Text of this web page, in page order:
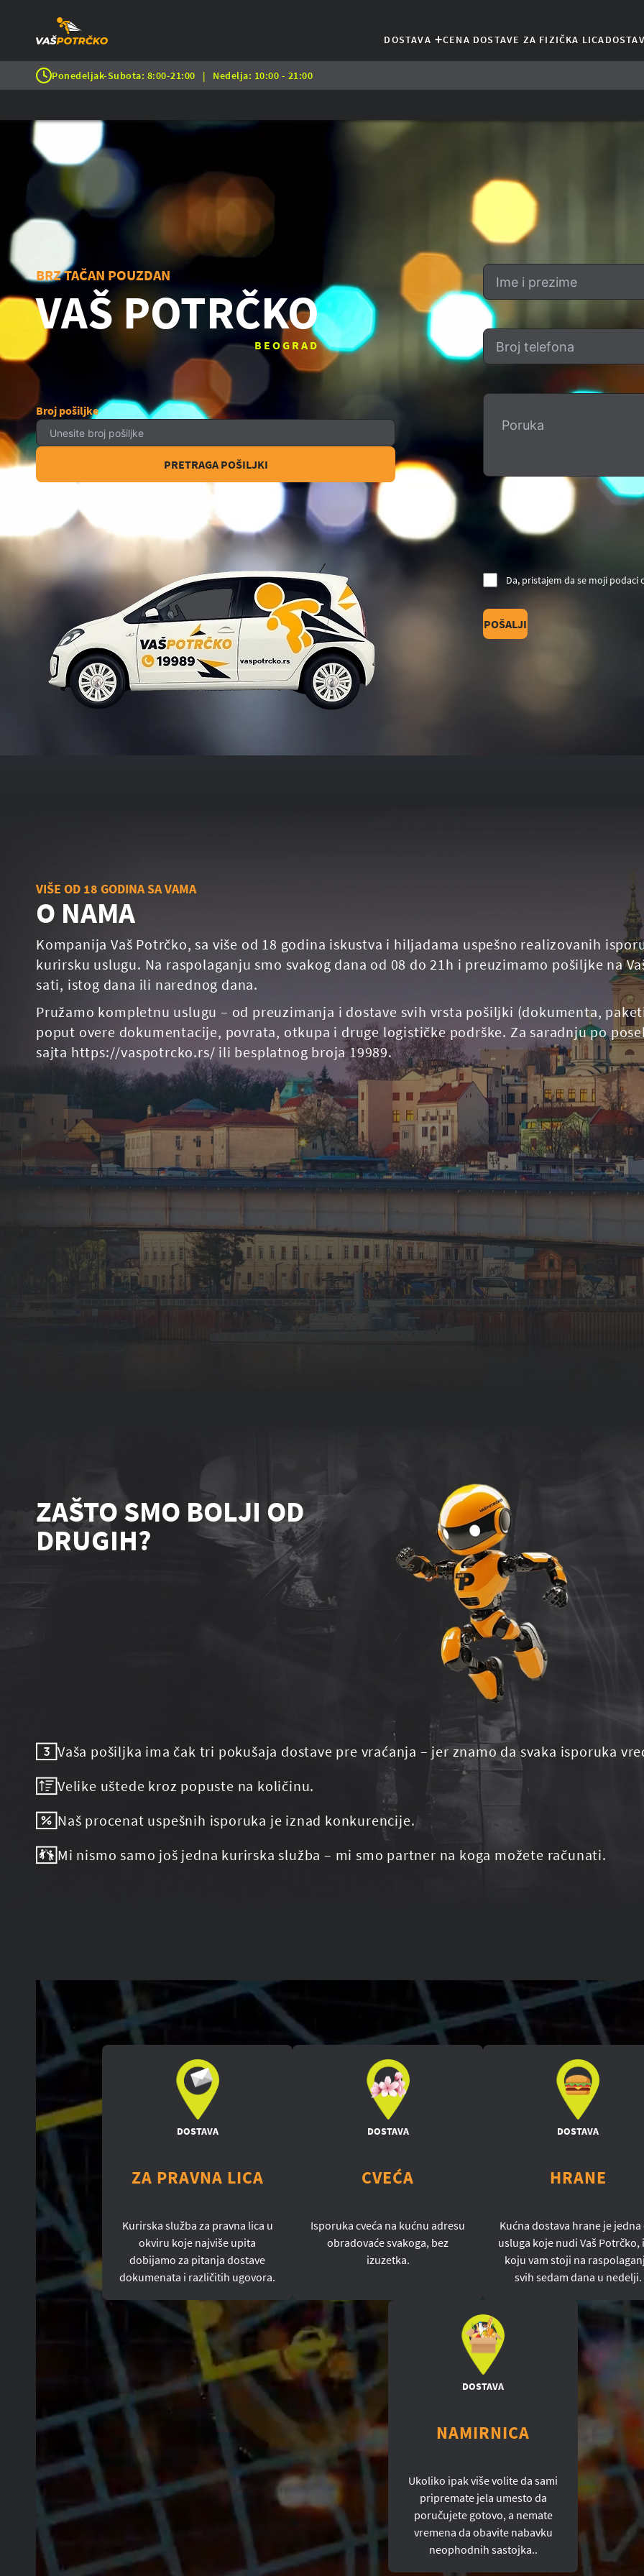
DOSTAVA +CENA DOSTAVE ZA FIZIČKA LICA
Ponedeljak-Subota: 8:00-21:00 | Nedelja: 10:00 - 21:00
BRZ TAČAN POUZDAN
VAŠ POTRČKO
BEOGRAD
Broj pošiljke
PRETRAGA POŠILJKI
Da, pristajem da se moji
POŠALJI
VIŠE OD 18 GODINA SA VAMA
O NAMA
Kompanija Vaš Potrčko, sa više od 18 godina iskustva i hiljadama uspešno realizovanih
kurirsku uslugu. Na raspolaganju smo svakog dana od 08 do 21h i preuzimamo pošiljke na
sati, istog dana ili narednog dana.
Pružamo kompletnu uslugu – od preuzimanja i dostave svih vrsta pošiljki (dokumenta,
poput overe dokumentacije, povrata, otkupa i druge logističke podrške. Za saradnju po
sajta https://vaspotrcko.rs/ ili besplatnog broja 19989.
ZAŠTO SMO BOLJI OD
DRUGIH?
Vaša pošiljka ima čak tri pokušaja dostave pre vraćanja – jer znamo da svaka isporuka
Velike uštede kroz popuste na količinu.
Naš procenat uspešnih isporuka je iznad konkurencije.
Mi nismo samo još jedna kurirska služba – mi smo partner na koga možete računati.
DOSTAVA
ZA PRAVNA LICA
Kurirska služba za pravna lica u
okviru koje najviše upita
dobijamo za pitanja dostave
dokumenata i različitih ugovora.
DOSTAVA
CVEĆA
Isporuka cveća na kućnu adresu
obradovaće svakoga, bez
izuzetka.
DOSTAVA
HRANE
Kućna dostava hrane je
usluga koje nudi Vaš Potrčko,
koju vam stoji na
svih sedam dana u nedelji.
DOSTAVA
NAMIRNICA
Ukoliko ipak više volite da sami
pripremate jela umesto da
poručujete gotovo, a nemate
vremena da obavite nabavku
neophodnih sastojka..